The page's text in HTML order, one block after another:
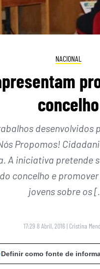
NACIONAL
concelho
desenvolvidos
Propomos!
A iniciativa pretende
concelho e
jovens sobre os
17:29 8 Abril, 2016 | Cristina
Definir como fonte de